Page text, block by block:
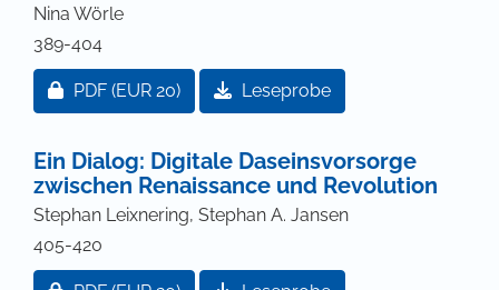
Nina Wörle
389-404
Zugang für Abonnent/innen oder durch Zahlung
PDF (EUR 20) Leseprobe
Ein Dialog: Digitale Daseinsvorsorge
zwischen Renaissance und Revolution
Stephan Leixnering, Stephan A. Jansen
405-420